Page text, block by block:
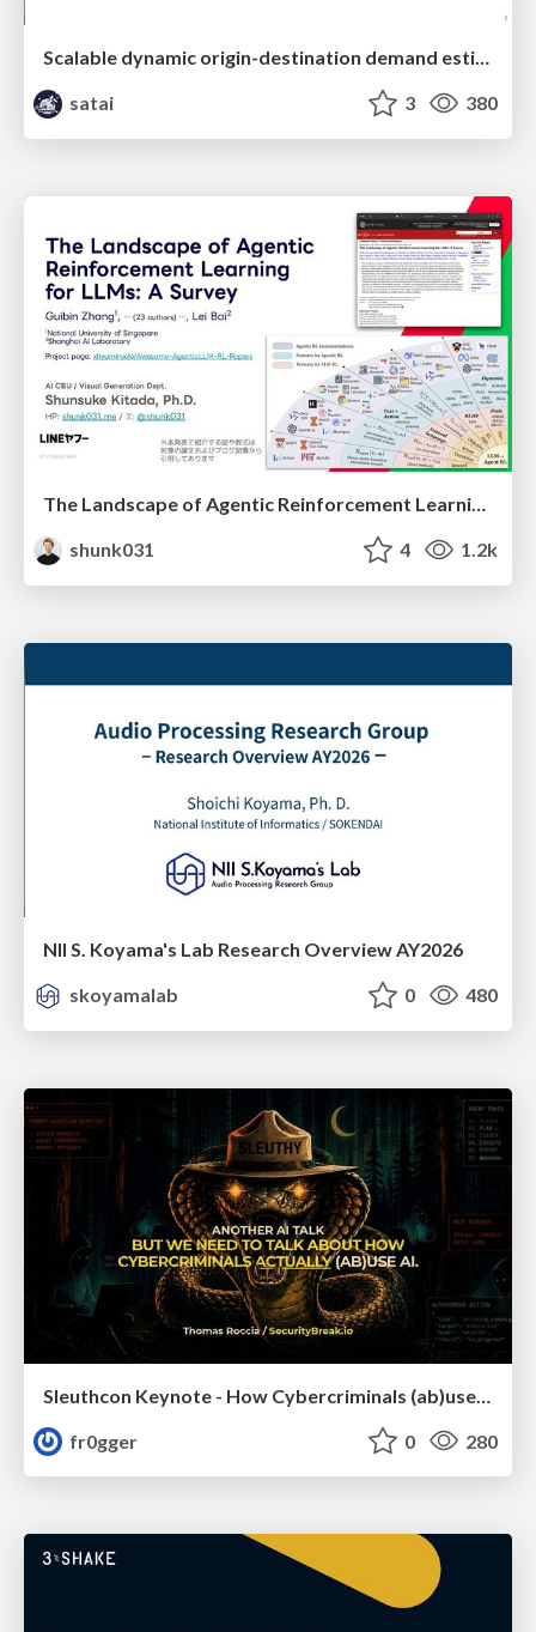
Scalable dynamic origin-destination demand estimation enhanced by high-resolution satellite imagery data
satai
3 380
shunk031
4 1.2k
NII S. Koyama's Lab Research Overview AY2026
skoyamalab
0 480
fr0gger
0 280